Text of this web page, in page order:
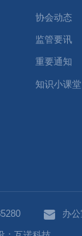
协会动态
监管要讯
重要通知
知识小课堂
办